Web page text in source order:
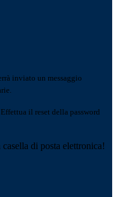
inviato un messaggio
il reset della password
di posta elettronica!